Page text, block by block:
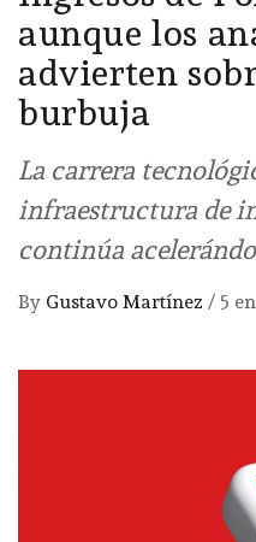
aunque los
advierten
burbuja
La carrera
infraestructura de
continúa
By Gustavo Martínez / 5